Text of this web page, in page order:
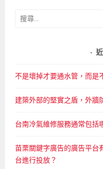
搜
不是壞掉才要通水管，而是
建築外部的堅實之盾，外牆
台南冷氣維修服務通常包括
苗栗關鍵字廣告的廣告平台
台進行投放？